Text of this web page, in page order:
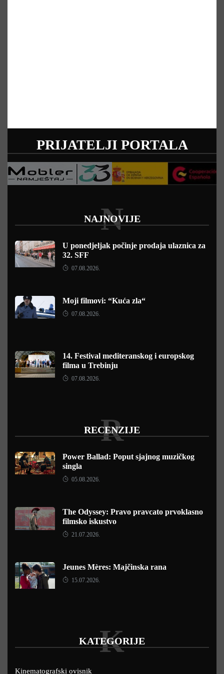
PRIJATELJI PORTALA
NAJNOVIJE
N
U ponedjeljak počinje prodaja ulaznica za
32. SFF
07.08.2026.
Moji filmovi: “Kuća zla“
07.08.2026.
14. Festival mediteranskog i europskog
filma u Trebinju
07.08.2026.
RECENZIJE
R
Power Ballad: Poput sjajnog muzičkog
singla
05.08.2026.
The Odyssey: Pravo pravcato prvoklasno
filmsko iskustvo
21.07.2026.
Jeunes Mères: Majčinska rana
15.07.2026.
KATEGORIJE
K
Kinematografski ovisnik